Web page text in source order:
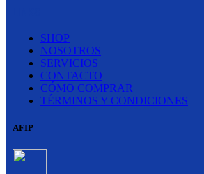
SHOP
NOSOTROS
SERVICIOS
CONTACTO
CÓMO COMPRAR
TÉRMINOS Y CONDICIONES
AFIP